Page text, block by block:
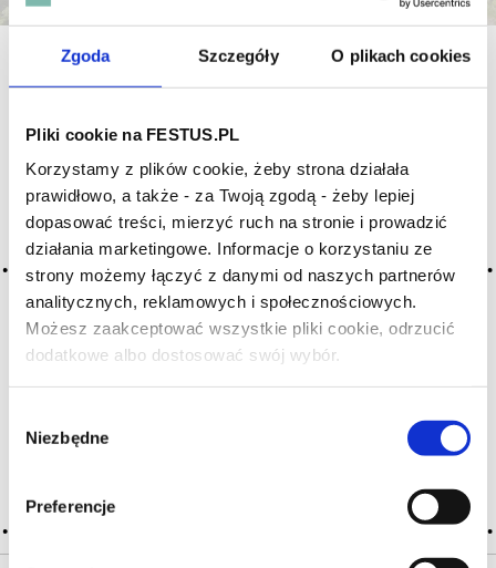
Zgoda Szczegóły O plikach cookies
Pliki cookie na FESTUS.PL
Korzystamy z plików cookie, żeby strona działała
prawidłowo, a także - za Twoją zgodą - żeby lepiej
dopasować treści, mierzyć ruch na stronie i prowadzić
działania marketingowe. Informacje o korzystaniu ze
strony możemy łączyć z danymi od naszych partnerów
analitycznych, reklamowych i społecznościowych.
Możesz zaakceptować wszystkie pliki cookie, odrzucić
dodatkowe albo dostosować swój wybór.
zgody
Niezbędne
Preferencje
Czy masz ukończone 18 lat?
strona główna herbaceous
Archiwum wpisów tagu:
herbaceous
zielne
2016-05-10
niejasna aromatyczna nuta pędów winorośli, zarośli i liści
geranium, spowodowana niecałkowitą dojrzałością skórek
winogron lub brakiem przycinania pędów i przerzedzania liści
zbliżonych do aromatów liściastych, trawiastych; istnieją …